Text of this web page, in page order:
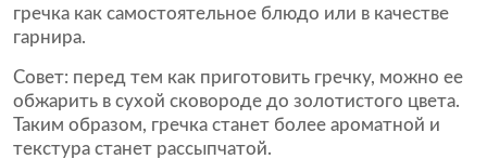
гречка как самостоятельное блюдо или в качестве
гарнира.
Совет: перед тем как приготовить гречку, можно ее
обжарить в сухой сковороде до золотистого цвета.
Таким образом, гречка станет более ароматной и
текстура станет рассыпчатой.